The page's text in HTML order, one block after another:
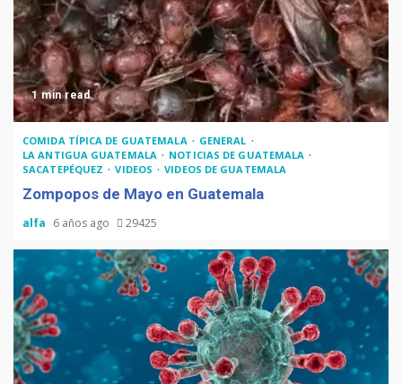
1 min read
COMIDA TÍPICA DE GUATEMALA
GENERAL
LA ANTIGUA GUATEMALA
NOTICIAS DE GUATEMALA
SACATEPÉQUEZ
VIDEOS VIDEOS DE GUATEMALA
Zompopos de Mayo en Guatemala
alfa 6 años ago 29425